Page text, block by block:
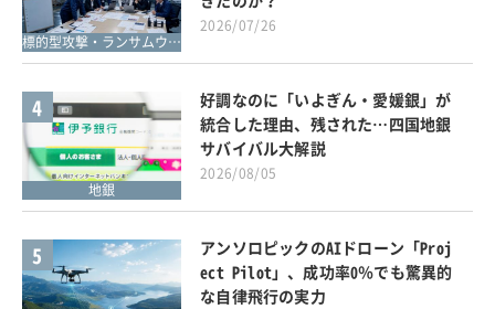
標的型攻撃・ランサムウェア対策
2026/07/26
4
地銀
好調なのに「いよぎん・愛媛銀」が
統合した理由、残された…四国地銀
サバイバル大解説
2026/08/05
5
アンソロピックのAIドローン「Proj
ect Pilot」、成功率0％でも驚異的
な自律飛行の実力